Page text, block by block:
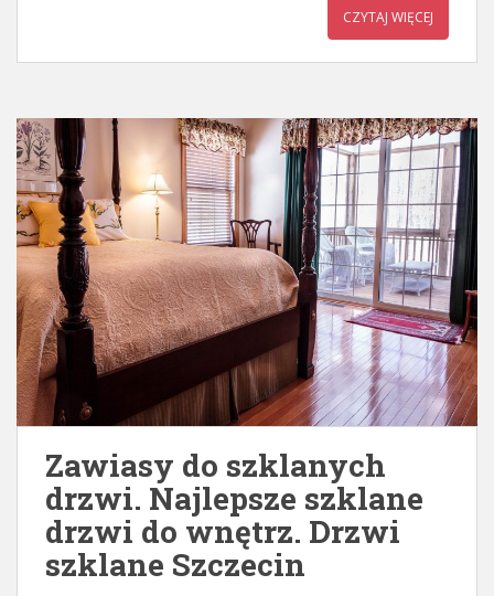
CZYTAJ WIĘCEJ
Zawiasy do szklanych
drzwi. Najlepsze szklane
drzwi do wnętrz. Drzwi
szklane Szczecin